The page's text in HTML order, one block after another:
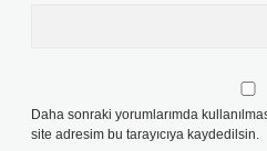
Daha sonraki yorumlarımda
site adresim bu tarayıcıya kaydedilsin.